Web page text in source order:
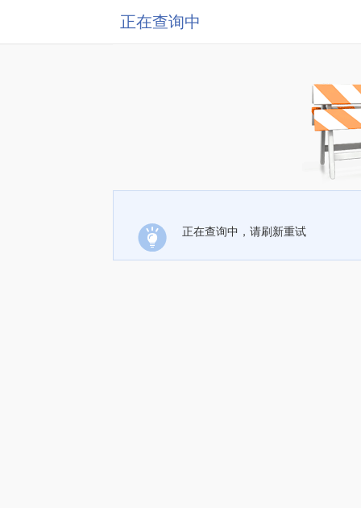
正在查询中
正在查询中，请刷新重试